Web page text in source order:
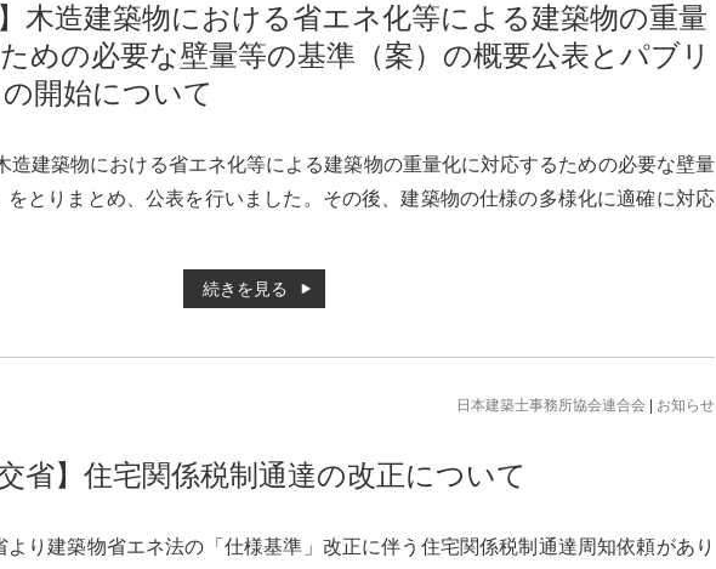
】木造建築物における省エネ化等による建築物の重量
めの必要な壁量等の基準（案）の概要公表とパブリ
開始について
造建築物における省エネ化等による建築物の重量化に対応するための必要な壁量
をとりまとめ、公表を行いました。その後、建築物の仕様の多様化に適確に対応
続きを見る
日本建築士事務所協会連合会 お知らせ
省】住宅関係税制通達の改正について
より建築物省エネ法の「仕様基準」改正に伴う住宅関係税制通達周知依頼があり